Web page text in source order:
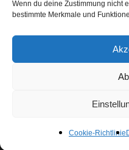
Wenn du deine Zustimmung nicht
bestimmte Merkmale und
Cookie-Richtlinie
Mail:
© 2026 TAXolution
facebook